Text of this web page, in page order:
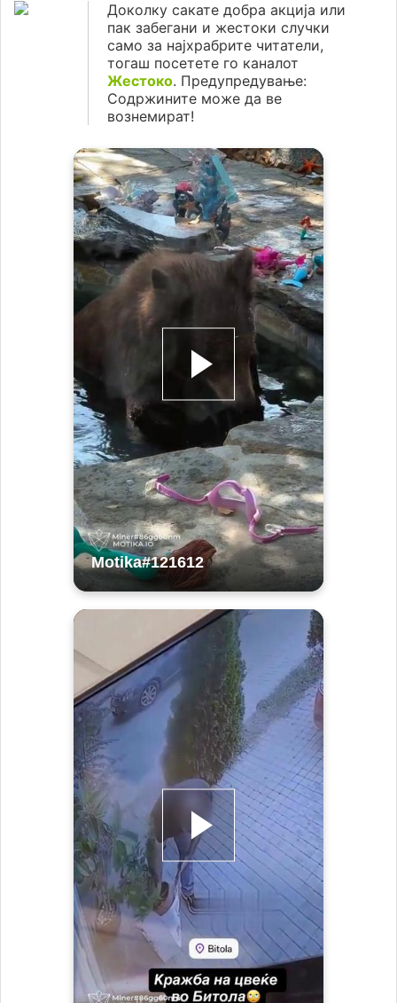
Доколку сакате добра акција или
пак забегани и жестоки случки
само за најхрабрите читатели,
тогаш посетете го каналот
Жестоко. Предупредување:
Содржините може да ве
вознемират!